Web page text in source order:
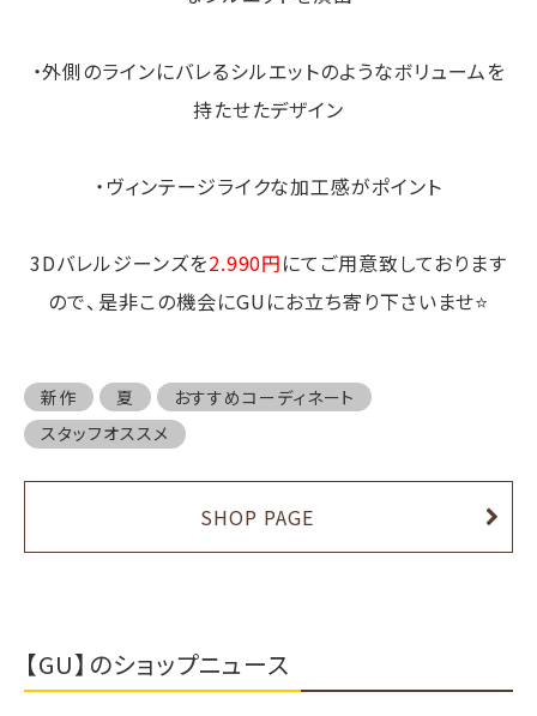
・外側のラインにバレるシルエットのようなボリュームを
持たせたデザイン
・ヴィンテージライクな加工感がポイント
3Dバレルジーンズを2.990円にてご用意致しております
ので、是非この機会にGUにお立ち寄り下さいませ⭐️
新作 夏
おすすめコーディネート
スタッフオススメ
SHOP PAGE
【GU】のショップニュース